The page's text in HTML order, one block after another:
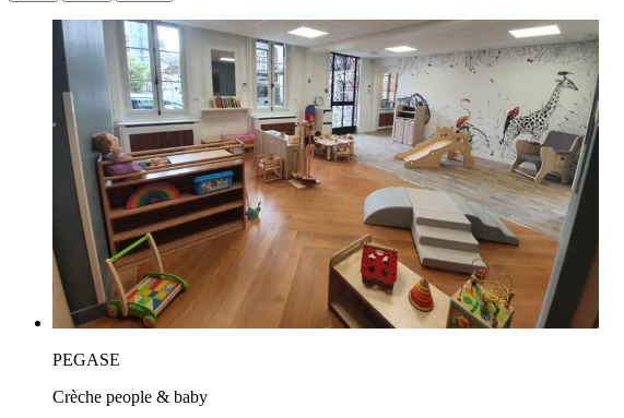
PEGASE
Crèche people & baby